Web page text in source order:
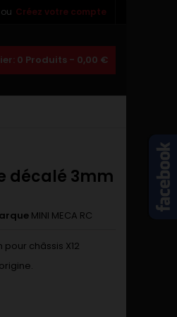
ou Créez votre compte
0 Produits - 0,00 €
décalé 3mm
MINI MECA RC
châssis X12